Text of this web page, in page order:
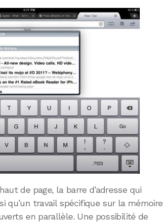
de page, la barre d’adresse qui
qu’un travail spécifique sur la mémoire
en parallèle. Une possibilité de